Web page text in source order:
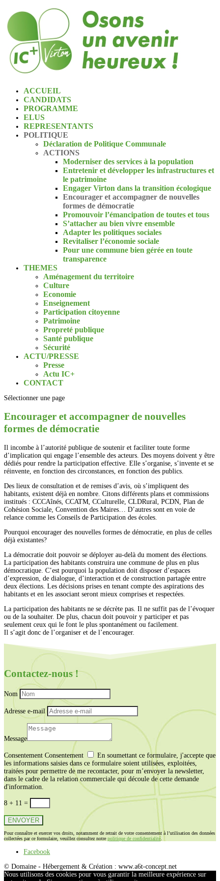
ACCUEIL
CANDIDATS
PROGRAMME
ELUS
REPRESENTANTS
POLITIQUE
Déclaration de Politique Communale
ACTIONS
Moderniser des services à la population
Entretenir et développer les infrastructures et
le patrimoine
Engager Virton dans la transition écologique
Encourager et accompagner de nouvelles
formes de démocratie
Promouvoir l’émancipation de toutes et tous
S’attacher au bien vivre ensemble
Adapter les politiques sociales
Revitaliser l’économie sociale
Pour une commune bien gérée en toute
transparence
THEMES
Aménagement du territoire
Culture
Economie
Enseignement
Participation citoyenne
Patrimoine
Propreté publique
Santé publique
Sécurité
ACTU/PRESSE
Presse
Actu IC+
CONTACT
Sélectionner une page
Encourager et accompagner de nouvelles
formes de démocratie
Il incombe à l’autorité publique de soutenir et faciliter toute forme
d’implication qui engage l’ensemble des acteurs. Des moyens doivent y être
dédiés pour rendre la participation effective. Elle s’organise, s’invente et se
réinvente, en fonction des circonstances, en fonction des publics.
Des lieux de consultation et de remises d’avis, où s’impliquent des
habitants, existent déjà en nombre. Citons différents plans et commissions
institués : CCCAînés, CCATM, CCulturelle, CLDRural, PCDN, Plan de
Cohésion Sociale, Convention des Maires… D’autres sont en voie de
relance comme les Conseils de Participation des écoles.
Pourquoi encourager des nouvelles formes de démocratie, en plus de celles
déjà existantes?
La démocratie doit pouvoir se déployer au-delà du moment des élections.
La participation des habitants construira une commune de plus en plus
démocratique. C’est pourquoi la population doit disposer d’espaces
d’expression, de dialogue, d’interaction et de construction partagée entre
deux élections. Les décisions prises en tenant compte des aspirations des
habitants et en les associant seront mieux comprises et respectées.
La participation des habitants ne se décrète pas. Il ne suffit pas de l’évoquer
ou de la souhaiter. De plus, chacun doit pouvoir y participer et pas
seulement ceux qui le font le plus spontanément ou facilement.
Il s’agit donc de l’organiser et de l’encourager.
Contactez-nous !
Nom
Adresse e-mail
Message
Consentement Consentement
En soumettant ce formulaire, j'accepte que
les informations saisies dans ce formulaire soient utilisées, exploitées,
traitées pour permettre de me recontacter, pour m’envoyer la newsletter,
dans le cadre de la relation commerciale qui découle de cette demande
d'information.
8 + 11 =
ENVOYER
Pour connaître et exercer vos droits, notamment de retrait de votre consentement à l’utilisation des données
collectées par ce formulaire, veuillez consultez notre politique de confidentialité
Facebook
© Domaine - Hébergement & Création : www.a6t-concept.net
Nous utilisons des cookies pour vous garantir la meilleure expérience sur